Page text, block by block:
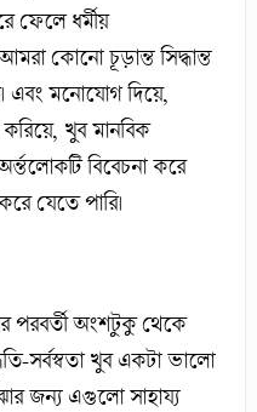
ফেলে ধর্মীয়
কোনো চূড়ান্ত সিদ্ধান্ত
এবং মনোযোগ দিয়ে,
করিয়ে, খুব মানবিক
বিবেচনা করে
যেতে পারি।
পরবর্তী অংশটুকু থেকে
সর্বস্বতা খুব একটা ভালো
জন্য এগুলো সাহায্য